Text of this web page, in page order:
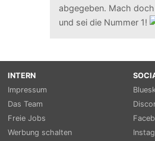
abgegeben. Mach
und sei die Nummer 1!
INTERN
Impressum
Das Team
Freie Jobs
Werbung schalten